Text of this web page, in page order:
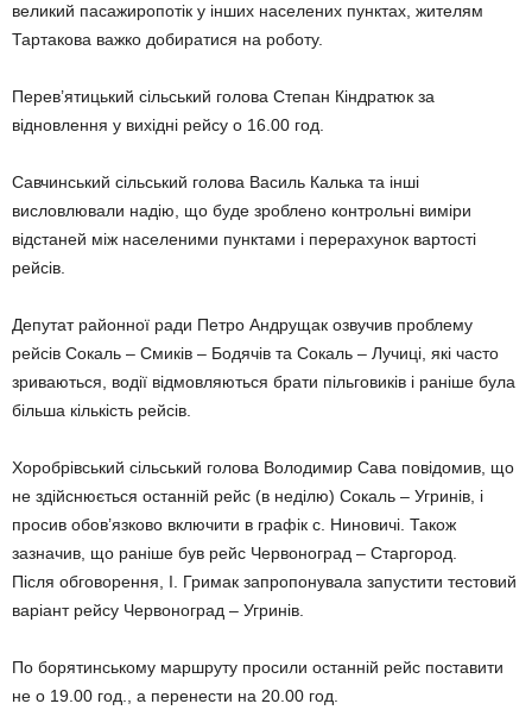
великий пасажиропотік у інших населених пунктах, жителям
Тартакова важко добиратися на роботу.
Перев’ятицький сільський голова Степан Кіндратюк за
відновлення у вихідні рейсу о 16.00 год.
Савчинський сільський голова Василь Калька та інші
висловлювали надію, що буде зроблено контрольні виміри
відстаней між населеними пунктами і перерахунок вартості
рейсів.
Депутат районної ради Петро Андрущак озвучив проблему
рейсів Сокаль – Смиків – Бодячів та Сокаль – Лучиці, які часто
зриваються, водії відмовляються брати пільговиків і раніше була
більша кількість рейсів.
Хоробрівський сільський голова Володимир Сава повідомив, що
не здійснюється останній рейс (в неділю) Сокаль – Угринів, і
просив обов’язково включити в графік с. Ниновичі. Також
зазначив, що раніше був рейс Червоноград – Старгород.
Після обговорення, І. Гримак запропонувала запустити тестовий
варіант рейсу Червоноград – Угринів.
По борятинському маршруту просили останній рейс поставити
не о 19.00 год., а перенести на 20.00 год.